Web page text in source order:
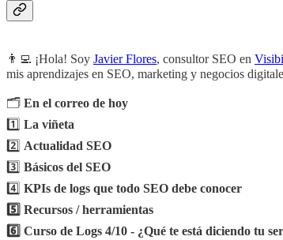
👨‍💻 ¡Hola! Soy Javier Flores, consultor SEO en
mis aprendizajes en SEO, marketing y negocios
🗂️ En el correo de hoy
1️⃣ La viñeta
2️⃣ Actualidad SEO
3️⃣ Básicos del SEO
4️⃣ KPIs de logs que todo SEO debe conocer
5️⃣ Recursos / herramientas
6️⃣ Curso de Logs 4/10 - ¿Qué te está diciendo tu